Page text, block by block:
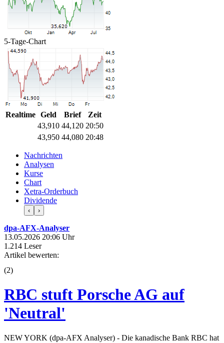
5-Tage-Chart
Realtime Geld Brief
Zeit
43,910 44,120 20:50
43,950 44,080 20:48
Nachrichten
Analysen
Kurse
Chart
Xetra-Orderbuch
Dividende
‹ ›
dpa-AFX-Analyser
13.05.2026 20:06 Uhr
1.214 Leser
Artikel bewerten:
(2)
RBC stuft Porsche AG auf
'Neutral'
NEW YORK (dpa-AFX Analyser) - Die kanadische Bank RBC hat